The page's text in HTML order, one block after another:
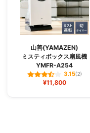
山善(YAMAZEN)
ミスティボックス扇風機
YMFR-A254
3.15(2)
¥11,800